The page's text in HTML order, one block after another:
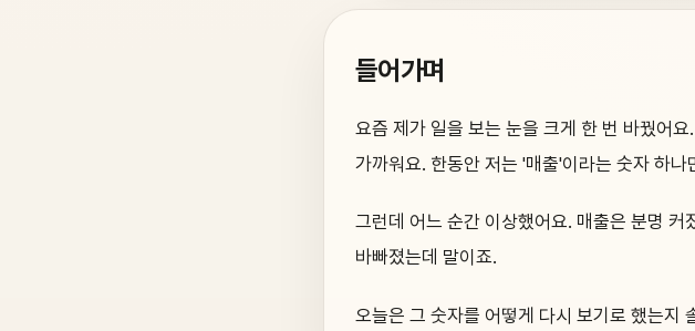
들어가며
요즘 제가 일을 보는 눈을 크게 한 번 바꿨어
가까워요. 한동안 저는 '매출'이라는 숫자 하
그런데 어느 순간 이상했어요. 매출은 분명
바빠졌는데 말이죠.
오늘은 그 숫자를 어떻게 다시 보기로 했는지